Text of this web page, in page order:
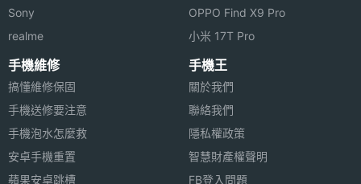
UHD
4K錄影
第二主
相機畫
素
相機感
Sony
realme
OPPO Find X9 Pro
小米 17T Pro
手機維修
搞懂維修保固
手機送修要注意
手機泡水怎麼救
安卓手機重置
蘋果安卓跳槽
手機王
關於我們
聯絡我們
隱私權政策
智慧財產權聲明
FB登入問題